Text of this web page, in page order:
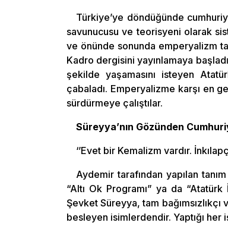
Türkiye’ye döndüğünde
savunucusu ve teorisyeni olarak
ve önünde sonunda emperyalizm
Kadro dergisini yayınlamaya
şekilde yaşamasını isteyen
çabaladı. Emperyalizme karşı en
sürdürmeye çalıştılar.
Süreyya’nın Gözünden
‘’Evet bir Kemalizm vardır.
Aydemir tarafından yapılan
“Altı Ok Programı” ya da
Şevket Süreyya, tam
besleyen isimlerdendir. Yaptığı her